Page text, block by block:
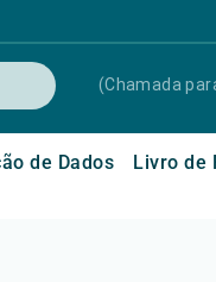
(Chamada
de Dados
Livro de